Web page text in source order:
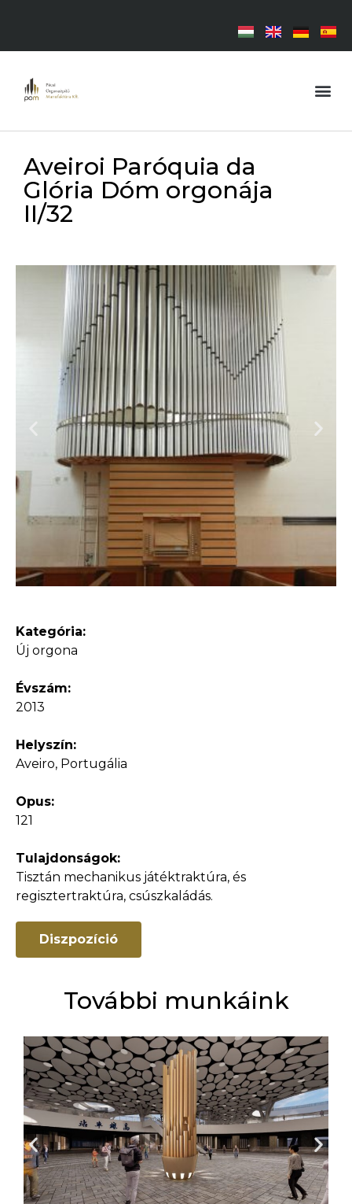
Aveiroi Paróquia da
Glória Dóm orgonája
II/32
Kategória:
Új orgona
Évszám:
2013
Helyszín:
Aveiro, Portugália
Opus:
121
Tulajdonságok:
Tisztán mechanikus játéktraktúra, és
regisztertraktúra, csúszkaládás.
Diszpozíció
További munkáink